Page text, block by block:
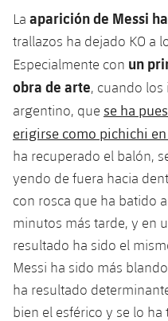
Jugadores
Fotos
Historia
Jugadores
Junior
Juvenil
Infantil
Alevín
PLUSICON
MÁS
Información
plusicon
más
Noticias
Atletismo
plusicon
más
Actualidad
Masculino
Femenino
Agenda
Baloncesto en silla
plusicon
más
Actualidad
Jugadores
Calendario
Resultados
Hockey sobre hielo
plusicon
más
Actualidad
Jugadores
Calendario
Hockey hierba
plusicon
más
Noticias
Hockey Hierba
Patinaje artístico
plusicon
más
Actualidad
Escuela de Patinaje
La aparición de Messi
trallazos ha dejado KO a
Especialmente con un
obra de arte, cuando los
argentino, que se ha
erigirse como pichichi
ha recuperado el balón,
yendo de fuera hacia
con rosca que ha batido
minutos más tarde, y en
resultado ha sido el
Messi ha sido más
ha resultado
bien el esférico y se lo